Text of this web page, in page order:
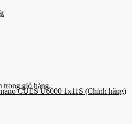
trong giỏ hàng.
CUES U6000 1x11S (Chính hãng)